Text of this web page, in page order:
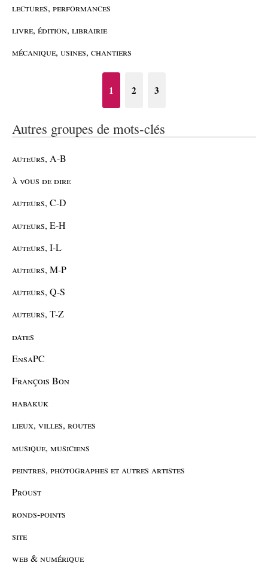
lectures, performances
livre, édition, librairie
mécanique, usines, chantiers
1 2 3
Autres groupes de mots-clés
auteurs, A-B
à vous de dire
auteurs, C-D
auteurs, E-H
auteurs, I-L
auteurs, M-P
auteurs, Q-S
auteurs, T-Z
dates
EnsaPC
François Bon
habakuk
lieux, villes, routes
musique, musiciens
peintres, photographes et autres artistes
Proust
ronds-points
site
web & numérique